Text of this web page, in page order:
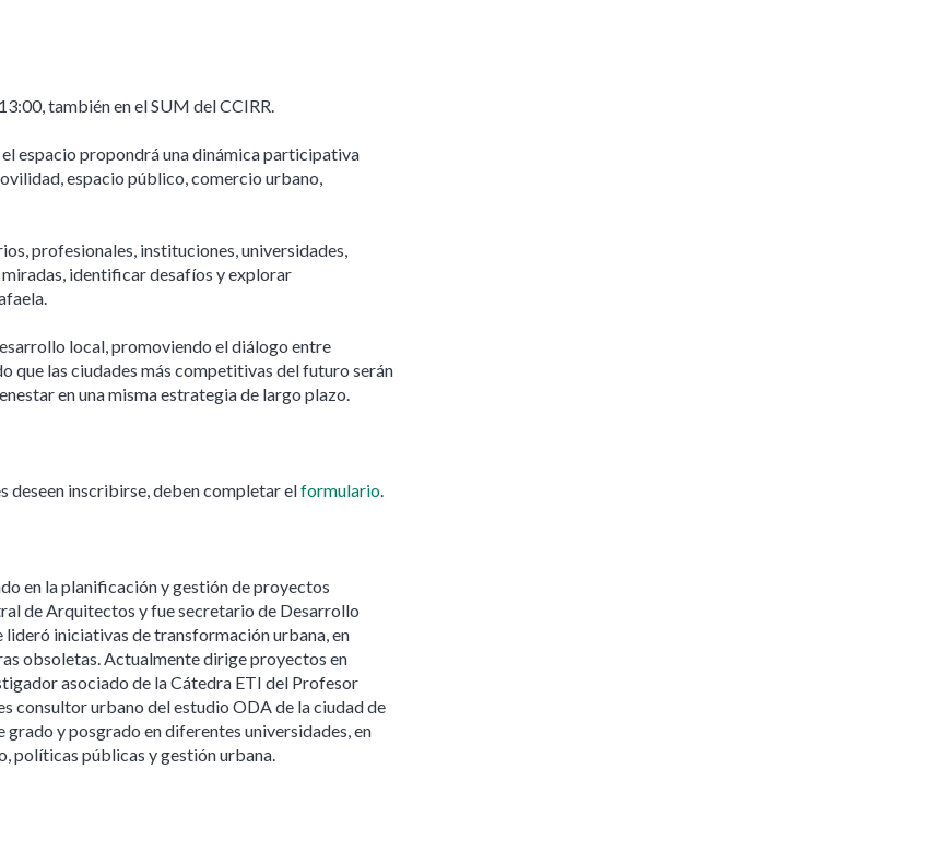
también en el SUM del CCIRR.
espacio propondrá una dinámica participativa
espacio público, comercio urbano,
profesionales, instituciones, universidades,
identificar desafíos y explorar
local, promoviendo el diálogo entre
que las ciudades más competitivas del futuro serán
en una misma estrategia de largo plazo.
deseen inscribirse, deben completar elformulario.
en la planificación y gestión de proyectos
de Arquitectos y fue secretario de Desarrollo
iniciativas de transformación urbana, en
obsoletas. Actualmente dirige proyectos en
asociado de la Cátedra ETI del Profesor
consultor urbano del estudio ODA de la ciudad de
y posgrado en diferentes universidades, en
políticas públicas y gestión urbana.